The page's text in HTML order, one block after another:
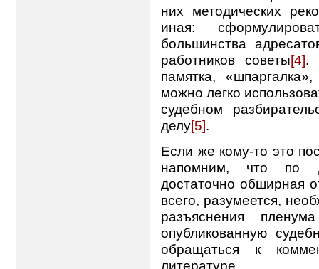
них методических
иная:
большинства
работников советы[4].
памятка,
можно легко
судебном
делу[5].
Если же кому-то это
напомним, что по
достаточно обширная
всего, разумеется,
разъяснения
опубликованную
обращаться к
литературе.